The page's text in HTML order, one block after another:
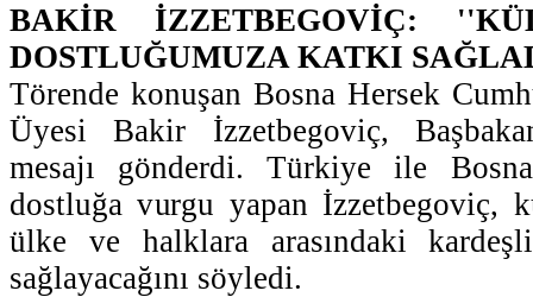
BAKİR İZZETBEGOVİÇ:
DOSTLUĞUMUZA KATKI
Törende konuşan Bosna Hersek
Üyesi Bakir İzzetbegoviç,
mesajı gönderdi. Türkiye ile
dostluğa vurgu yapan İzzetbegoviç,
ülke ve halklara arasındaki
sağlayacağını söyledi.